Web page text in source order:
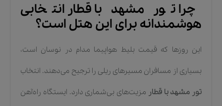
چرا تور مشهد با قطار انتخابی
هوشمندانه برای این هتل است؟
این روزها که قیمت بلیط هواپیما مدام در نوسان است،
بسیاری از مسافران مسیرهای ریلی را ترجیح می‌دهند. انتخاب
تور مشهد با قطار مزیت‌های بی‌شماری دارد. ایستگاه راه‌آهن